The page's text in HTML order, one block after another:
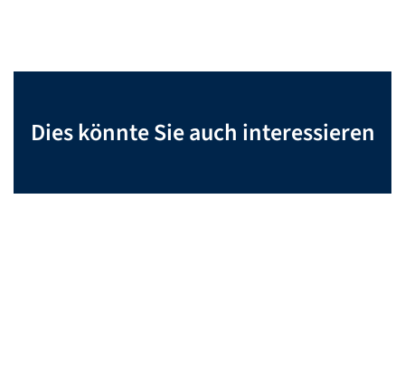
Dies könnte Sie auch interessieren